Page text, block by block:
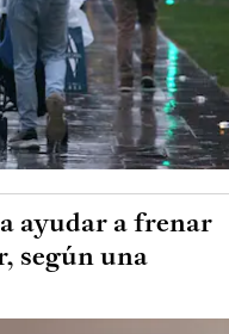
ayudar a frenar
según una